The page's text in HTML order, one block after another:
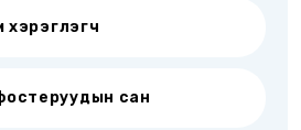
хэрэглэгч
сан